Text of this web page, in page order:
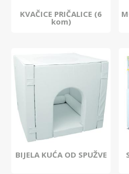
KVAČICE PRIČALICE (6
kom)
BIJELA KUĆA OD SPUŽVE